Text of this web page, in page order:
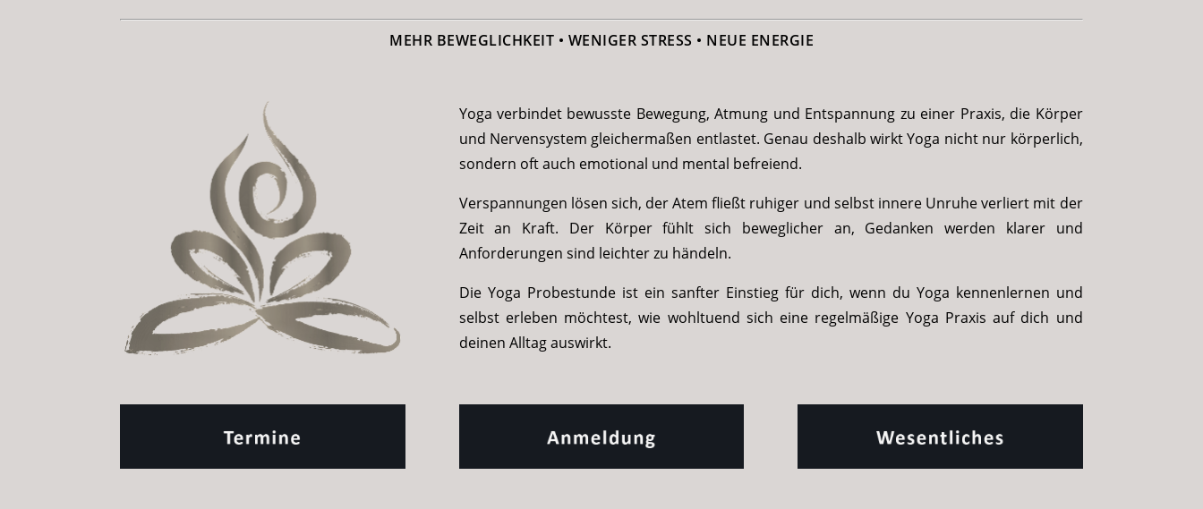
MEHR BEWEGLICHKEIT • WENIGER STRESS • NEUE ENERGIE
Yoga verbindet bewusste Bewegung, Atmung und Entspannung zu einer Praxis, die Körper
und Nervensystem gleichermaßen entlastet. Genau deshalb wirkt Yoga nicht nur körperlich,
sondern oft auch emotional und mental befreiend.
Verspannungen lösen sich, der Atem fließt ruhiger und selbst innere Unruhe verliert mit der
Zeit an Kraft. Der Körper fühlt sich beweglicher an, Gedanken werden klarer und
Anforderungen sind leichter zu händeln.
Die Yoga Probestunde ist ein sanfter Einstieg für dich, wenn du Yoga kennenlernen und
selbst erleben möchtest, wie wohltuend sich eine regelmäßige Yoga Praxis auf dich und
deinen Alltag auswirkt.